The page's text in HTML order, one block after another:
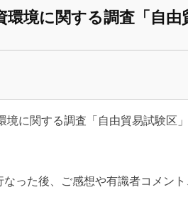
境に関する調査「自由
境に関する調査「自由貿易試験区
った後、ご感想や有識者コメン